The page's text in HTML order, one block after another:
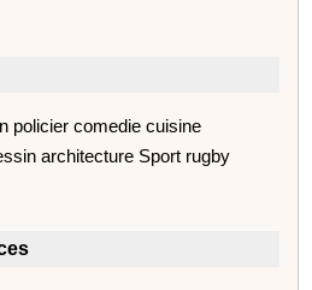
policier comedie cuisine
architecture Sport rugby